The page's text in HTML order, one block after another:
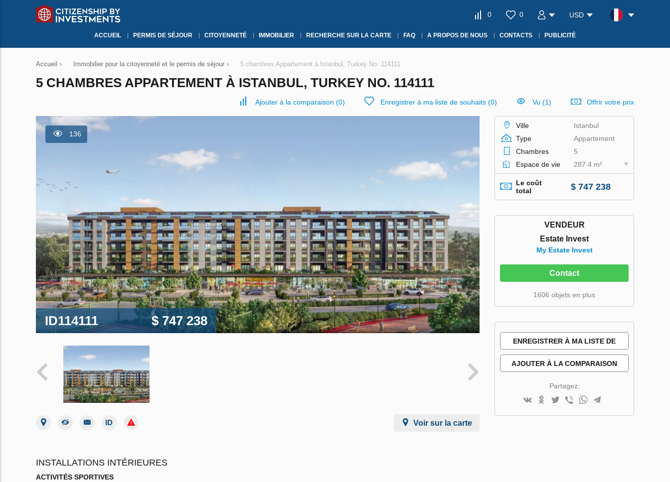
0 0 USD
ACCUEIL PERMIS DE SÉJOUR CITOYENNETÉ IMMOBILIER RECHERCHE SUR LA CARTE FAQ A PROPOS DE NOUS CONTACTS PUBLICITÉ
Accueil › Immobilier pour la citoyenneté et le permis de séjour › 5 chambres Appartement à Istanbul, Turkey No. 114111
5 CHAMBRES APPARTEMENT À ISTANBUL, TURKEY NO. 114111
Ajouter à la comparaison (0) Enregistrer à ma liste de souhaits (0) Vu (1) Offrir votre prix
136
ID114111 $ 747 238
Voir sur la carte
INSTALLATIONS INTÉRIEURES
ACTIVITÉS SPORTIVES
Ville
Istanbul
Type
Appartement
Chambres
5
Espace de vie
287.4 m²
Le coût
total
$ 747 238
VENDEUR
Estate Invest
My Estate Invest
Contact
1606 objets en plus
ENREGISTRER À MA LISTE DE
SOUHAITS
AJOUTER À LA COMPARAISON
Partagez: